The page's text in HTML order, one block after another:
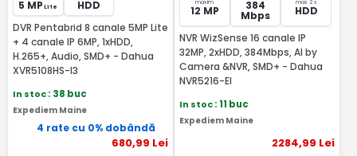
5 MP Lite
HDD
DVR Pentabrid 8 canale 5MP Lite
+ 4 canale IP 6MP, 1xHDD,
H.265+, Audio, SMD+ - Dahua
XVR5108HS-I3
In stoc: 38 buc
Expediem Maine
4 rate cu 0% dobândă
680,99 Lei
maxim
12 MP 384
Mbps
max 2 x
HDD
NVR WizSense 16 canale IP
32MP, 2xHDD, 384Mbps, AI by
Camera &NVR, SMD+ - Dahua
NVR5216-EI
In stoc: 11 buc
Expediem Maine
2284,99 Lei